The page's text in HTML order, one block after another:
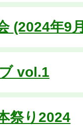
(2024年9
vol.1
祭り2024